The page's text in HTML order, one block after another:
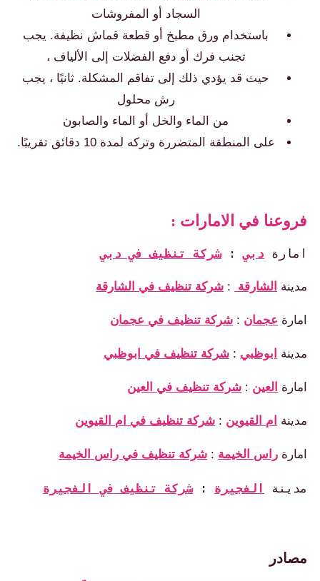
السجاد أو المفروشات
باستخدام ورق مطبخ أو قطعة قماش نظيفة. يجب
تجنب فرك أو دفع الفضلات إلى الألياف ،
حيث قد يؤدي ذلك إلى تفاقم المشكلة. ثانيًا ، يجب
رش محلول
من الماء والخل أو الماء والصابون
على المنطقة المتضررة وتركه لمدة 10 دقائق تقريبًا.
فروعنا في الامارات :
امارة دبي : شركة تنظيف في دبي
مدينة الشارقة : شركة تنظيف في الشارقة
امارة عجمان : شركة تنظيف في عجمان
مدينة ابوظبي : شركة تنظيف في ابوظبي
امارة العين : شركة تنظيف في العين
مدينة ام القيوين : شركة تنظيف في ام القيوين
امارة راس الخيمة : شركة تنظيف في راس الخيمة
مدينة الفجيرة : شركة تنظيف في الفجيرة
مصادر